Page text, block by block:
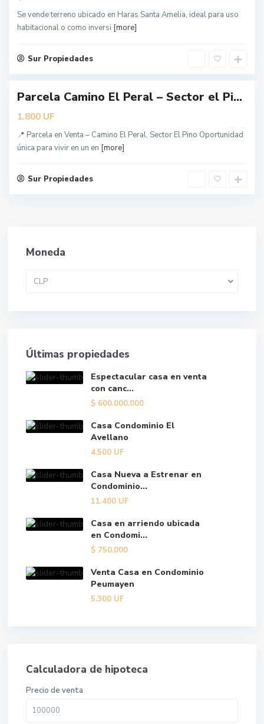
Se vende terreno ubicado en Haras Santa Amelia, ideal para uso
habitacional o como inversi [more]
Sur Propiedades
g
e
e
Parcela Camino El Peral – Sector el Pi...
1.800 UF
📍 Parcela en Venta – Camino El Peral, Sector El Pino Oportunidad
única para vivir en un en [more]
Sur Propiedades
Moneda
CLP
Últimas propiedades
Espectacular casa en venta
con canc...
$ 600.000.000
Casa Condominio El
Avellano
4.500 UF
Casa Nueva a Estrenar en
Condominio...
11.400 UF
Casa en arriendo ubicada
en Condomi...
$ 750.000
Venta Casa en Condominio
Peumayen
5.300 UF
Calculadora de hipoteca
Precio de venta